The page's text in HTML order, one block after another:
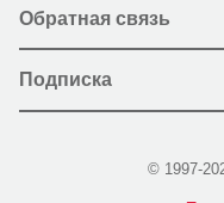
Обратная связь
Подписка
© 1997-